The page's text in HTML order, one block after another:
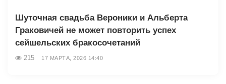
Шуточная свадьба Вероники и Альберта
Граковичей не может повторить успех
сейшельских бракосочетаний
215 17 МАРТА, 2026 14:40